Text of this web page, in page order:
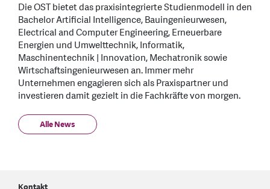
Die OST bietet das praxisintegrierte Studienmodell in den
Bachelor Artificial Intelligence, Bauingenieurwesen,
Electrical and Computer Engineering, Erneuerbare
Energien und Umwelttechnik, Informatik,
Maschinentechnik | Innovation, Mechatronik sowie
Wirtschaftsingenieurwesen an. Immer mehr
Unternehmen engagieren sich als Praxispartner und
investieren damit gezielt in die Fachkräfte von morgen.
Alle News